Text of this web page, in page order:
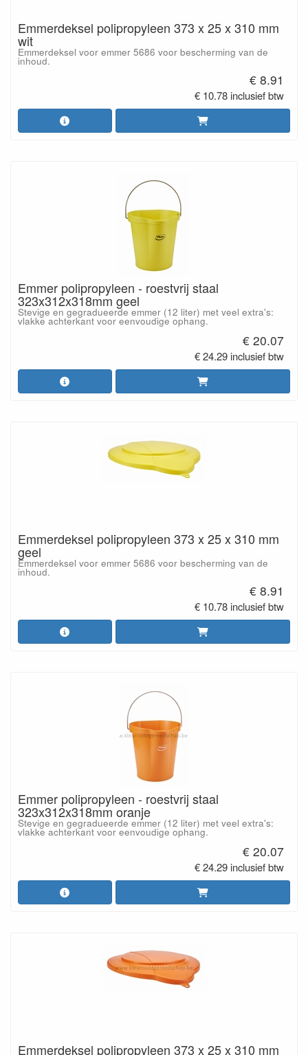
Emmerdeksel polipropyleen 373 x 25 x 310 mm
wit
Emmerdeksel voor emmer 5686 voor bescherming van de
inhoud.
€ 8.91
€ 10.78 inclusief btw
Emmer polipropyleen - roestvrij staal
323x312x318mm geel
Stevige en gegradueerde emmer (12 liter) met veel extra's:
vlakke achterkant voor eenvoudige ophang.
€ 20.07
€ 24.29 inclusief btw
Emmerdeksel polipropyleen 373 x 25 x 310 mm
geel
Emmerdeksel voor emmer 5686 voor bescherming van de
inhoud.
€ 8.91
€ 10.78 inclusief btw
Emmer polipropyleen - roestvrij staal
323x312x318mm oranje
Stevige en gegradueerde emmer (12 liter) met veel extra's:
vlakke achterkant voor eenvoudige ophang.
€ 20.07
€ 24.29 inclusief btw
Emmerdeksel polipropyleen 373 x 25 x 310 mm